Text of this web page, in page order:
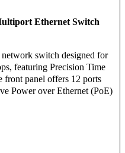
Ethernet Switch
switch designed for
featuring Precision Time
front panel offers 12 ports
Power over Ethernet (PoE)